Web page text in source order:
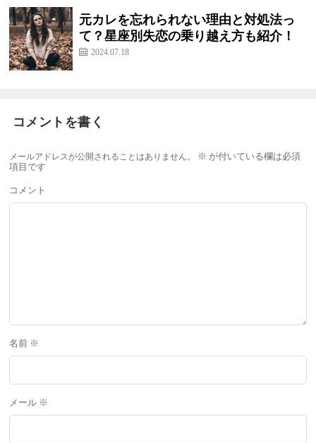
元カレを忘れられない理由と対処法っ
て？星座別失恋の乗り越え方も紹介！
2024.07.18
コメントを書く
メールアドレスが公開されることはありません。 ※ が付いている欄は必須
項目です
コメント
名前 ※
メール ※